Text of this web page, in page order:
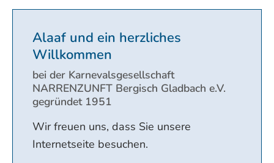
Alaaf und ein herzliches
Willkommen
bei der Karnevalsgesellschaft
NARRENZUNFT Bergisch Gladbach e.V.
gegründet 1951
Wir freuen uns, dass Sie unsere
Internetseite besuchen.